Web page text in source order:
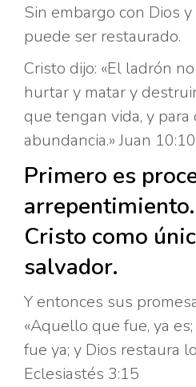
Sin embargo con Dios
puede ser restaurado.
Cristo dijo: «El ladrón
hurtar y matar y
que tengan vida, y
abundancia.» Juan 10:10
Primero es
Cristo como
salvador.
Y entonces sus
«Aquello que fue, ya
fue ya; y Dios restaura
Eclesiastés 3:15